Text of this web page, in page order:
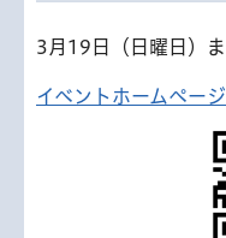
3月19日（日曜日）
イベントホームペー